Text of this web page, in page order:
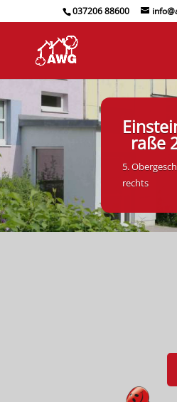
037206 88600
raße
5.
rechts